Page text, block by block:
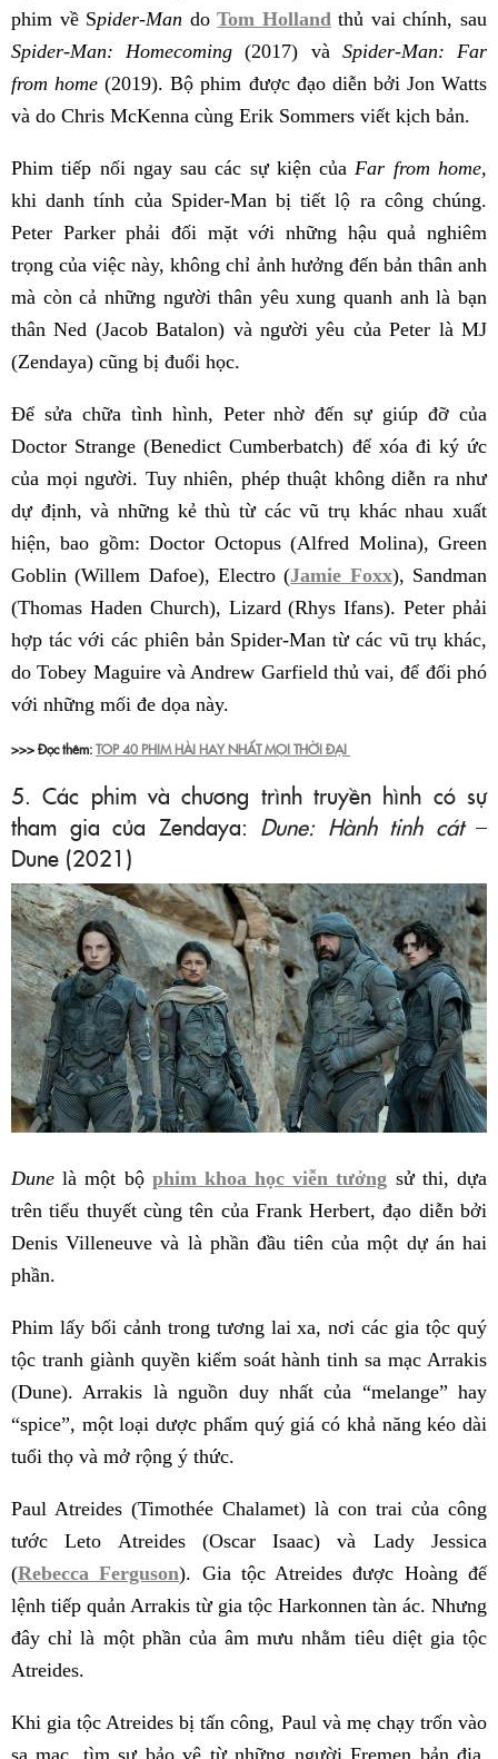
phim về Spider-Man doTom Hollandthủ vai chính, sau
Spider-Man: Homecoming (2017) và Spider-Man: Far
from home (2019). Bộ phim được đạo diễn bởi Jon Watts
và do Chris McKenna cùng Erik Sommers viết kịch bản.
Phim tiếp nối ngay sau các sự kiện củaFar from home,
khi danh tính của Spider-Man bị tiết lộ ra công chúng.
Peter Parker phải đối mặt với những hậu quả nghiêm
trọng của việc này, không chỉ ảnh hưởng đến bản thân anh
mà còn cả những người thân yêu xung quanh anh là bạn
thân Ned (Jacob Batalon) và người yêu của Peter là MJ
(Zendaya) cũng bị đuổi học.
Để sửa chữa tình hình, Peter nhờ đến sự giúp đỡ của
Doctor Strange (Benedict Cumberbatch) để xóa đi ký ức
của mọi người. Tuy nhiên, phép thuật không diễn ra như
dự định, và những kẻ thù từ các vũ trụ khác nhau xuất
hiện, bao gồm: Doctor Octopus (Alfred Molina), Green
Goblin (Willem Dafoe), Electro (Jamie Foxx), Sandman
(Thomas Haden Church), Lizard (Rhys Ifans). Peter phải
hợp tác với các phiên bản Spider-Man từ các vũ trụ khác,
do Tobey Maguire và Andrew Garfield thủ vai, để đối phó
với những mối đe dọa này.
>>> Đọc thêm:TOP 40 PHIM HÀI HAY NHẤT MỌI THỜI ĐẠI
5. Các phim và chương trình truyền hình có sự
tham gia của Zendaya: Dune: Hành tinh cát–
Dune (2021)
Dune là một bộ phim khoa học viễn tưởng sử thi, dựa
trên tiểu thuyết cùng tên của Frank Herbert, đạo diễn bởi
Denis Villeneuve và là phần đầu tiên của một dự án hai
phần.
Phim lấy bối cảnh trong tương lai xa, nơi các gia tộc quý
tộc tranh giành quyền kiểm soát hành tinh sa mạc Arrakis
(Dune). Arrakis là nguồn duy nhất của “melange” hay
“spice”, một loại dược phẩm quý giá có khả năng kéo dài
tuổi thọ và mở rộng ý thức.
Paul Atreides (Timothée Chalamet) là con trai của công
tước Leto Atreides (Oscar Isaac) và Lady Jessica
(Rebecca Ferguson). Gia tộc Atreides được Hoàng đế
lệnh tiếp quản Arrakis từ gia tộc Harkonnen tàn ác. Nhưng
đây chỉ là một phần của âm mưu nhằm tiêu diệt gia tộc
Atreides.
Khi gia tộc Atreides bị tấn công, Paul và mẹ chạy trốn vào
sa mạc, tìm sự bảo vệ từ những người Fremen bản địa.